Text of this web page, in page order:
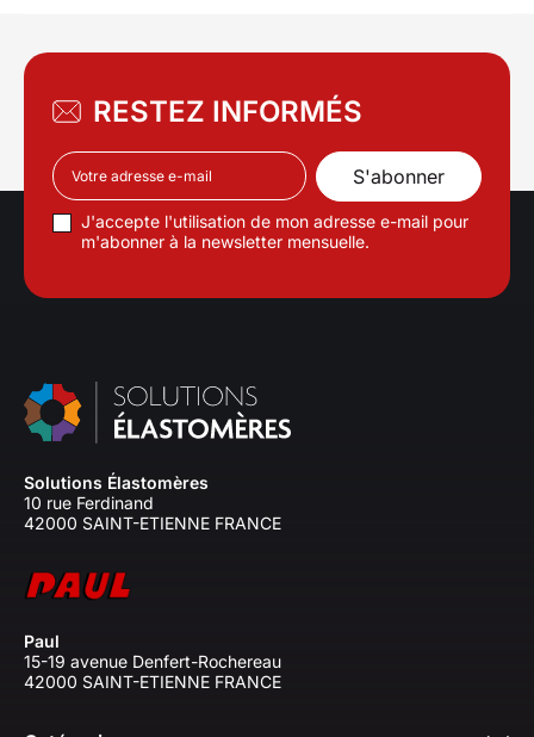
RESTEZ INFORMÉS
J'accepte l'utilisation de mon adresse e-mail pour
m'abonner à la newsletter mensuelle.
Solutions Élastomères
10 rue Ferdinand
42000 SAINT-ETIENNE FRANCE
Paul
15-19 avenue Denfert-Rochereau
42000 SAINT-ETIENNE FRANCE